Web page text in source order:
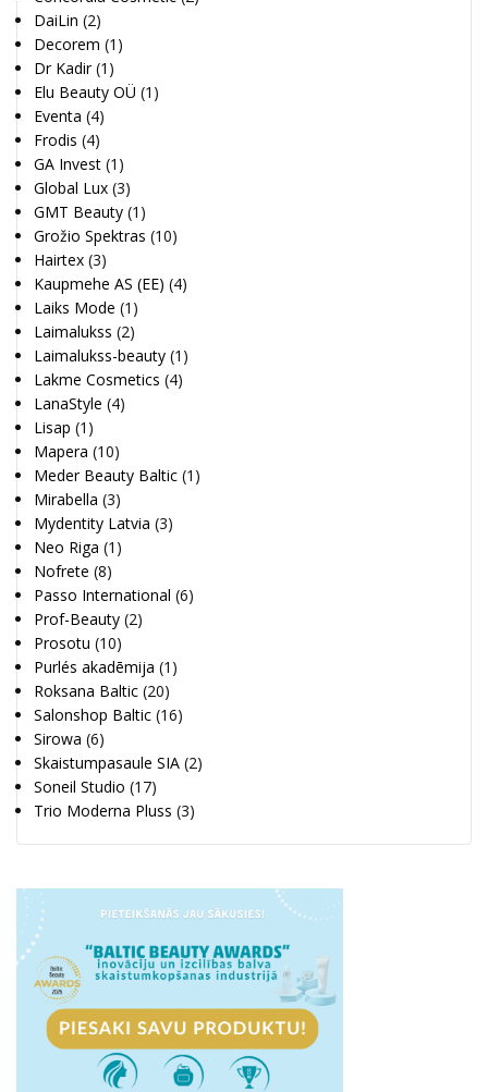
DaiLin (2)
Decorem (1)
Dr Kadir (1)
Elu Beauty OÜ (1)
Eventa (4)
Frodis (4)
GA Invest (1)
Global Lux (3)
GMT Beauty (1)
Grožio Spektras (10)
Hairtex (3)
Kaupmehe AS (EE) (4)
Laiks Mode (1)
Laimalukss (2)
Laimalukss-beauty (1)
Lakme Cosmetics (4)
LanaStyle (4)
Lisap (1)
Mapera (10)
Meder Beauty Baltic (1)
Mirabella (3)
Mydentity Latvia (3)
Neo Riga (1)
Nofrete (8)
Passo International (6)
Prof-Beauty (2)
Prosotu (10)
Purlés akadēmija (1)
Roksana Baltic (20)
Salonshop Baltic (16)
Sirowa (6)
Skaistumpasaule SIA (2)
Soneil Studio (17)
Trio Moderna Pluss (3)